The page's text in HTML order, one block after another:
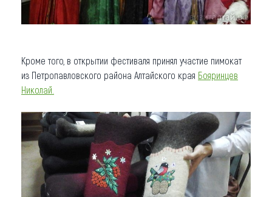
Кроме того, в открытии фестиваля принял участие пимокат
из Петропавловского района Алтайского края Бояринцев
Николай.